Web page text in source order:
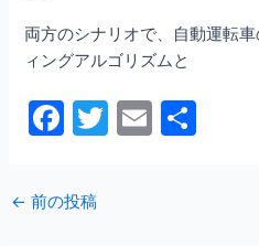
両方のシナリオで、自動運転
ィングアルゴリズムと
F
c
e
T
E
← 前の投稿